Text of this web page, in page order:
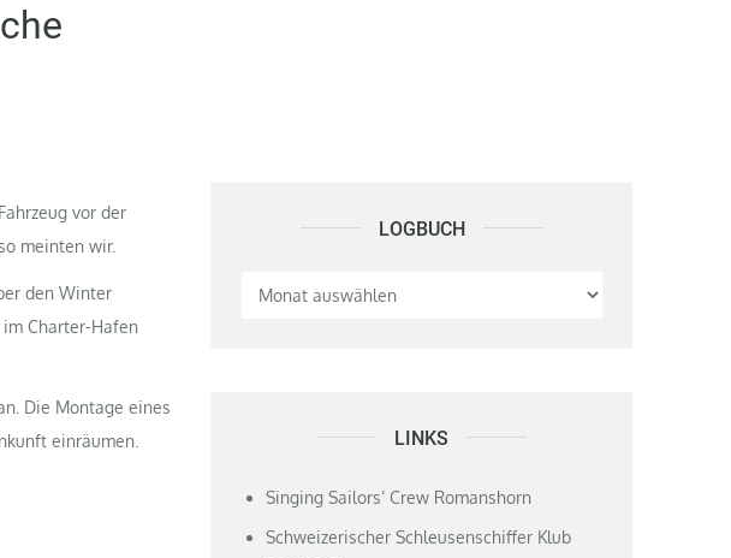
vor der
meinten wir.
den Winter
Charter-Hafen
Die Montage eines
einräumen.
LOGBUCH Logbuch
LINKS
Singing Sailors‘ Crew Romanshorn
Schweizerischer Schleusenschiffer Klub